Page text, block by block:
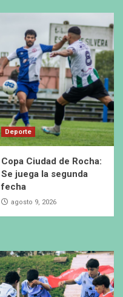
Deporte
Copa Ciudad de Rocha:
Se juega la segunda
fecha
agosto 9, 2026